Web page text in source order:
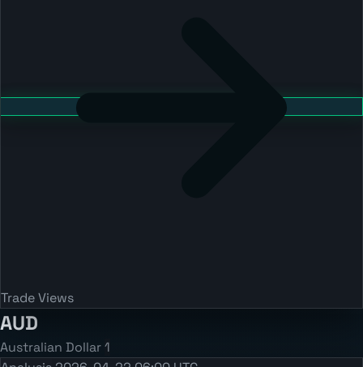
Trade Views
AUD
Australian Dollar1